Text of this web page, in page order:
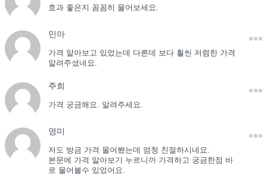
효과 좋은지 꼼꼼히 물어보세요.
민아
가격 알아보고 있었는데 다른데 보다 훨씬 저렴한 가격
알려주셨네요.
주희
가격 궁금해요. 알려주세요.
영미
저도 방금 가격 물어봤는데 엄청 친절하시네요.
본문에 가격 알아보기 누르니까 가격하고 궁금한점 바
로 물어볼수 있었어요.